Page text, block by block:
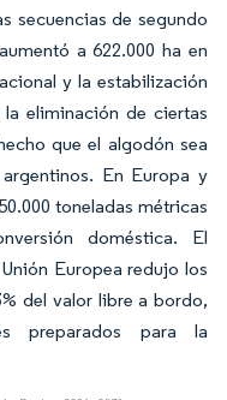
secuencias de segundo
a 622.000 ha en
y la estabilización
eliminación de ciertas
que el algodón sea
En Europa y
toneladas métricas
doméstica. El
Europea redujo los
del valor libre a bordo,
preparados para la